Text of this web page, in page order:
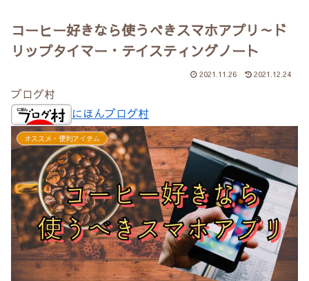
コーヒー好きなら使うべきスマホアプリ～ド
リップタイマー・テイスティングノート
2021.11.26 2021.12.24
ブログ村
にほんブログ村
オススメ・便利アイテム